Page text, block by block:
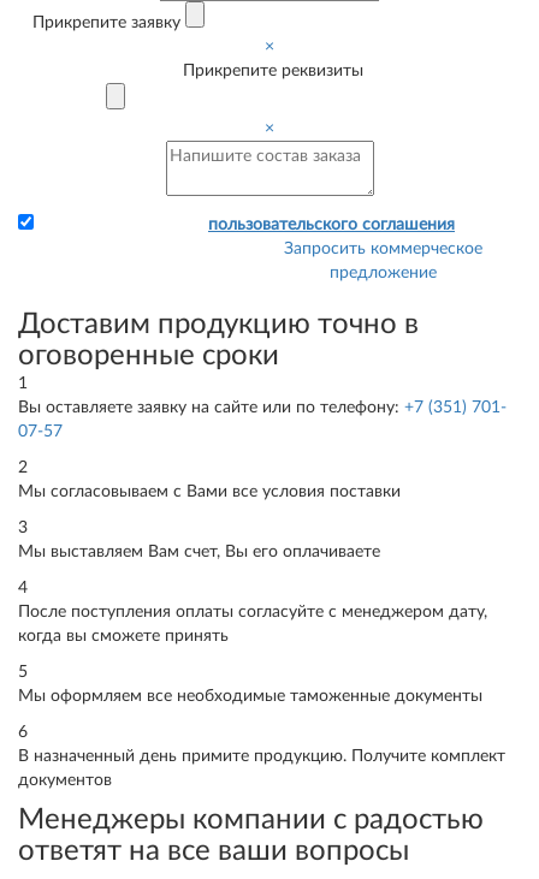
Прикрепите заявку
×
Прикрепите реквизиты
×
пользовательского соглашения
сразу сможем выставить
Вам счет.
Запросить коммерческое
предложение
Доставим продукцию точно в
оговоренные сроки
1
Вы оставляете заявку на сайте или по телефону: +7 (351) 701-
07-57
2
Мы согласовываем с Вами все условия поставки
3
Мы выставляем Вам счет, Вы его оплачиваете
4
После поступления оплаты согласуйте с менеджером дату,
когда вы сможете принять
5
Мы оформляем все необходимые таможенные документы
6
В назначенный день примите продукцию. Получите комплект
документов
Менеджеры компании с радостью
ответят на все ваши вопросы